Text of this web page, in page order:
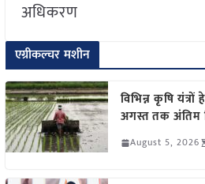
अधिकरण
एग्रीकल्चर मशीन
विभिन्न कृषि
अगस्त तक अंतिम
August 5, 2026